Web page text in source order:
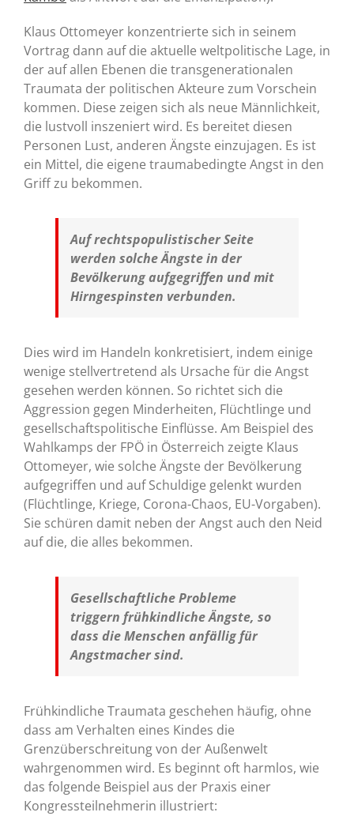
Klaus Ottomeyer konzentrierte sich in seinem
Vortrag dann auf die aktuelle weltpolitische Lage, in
der auf allen Ebenen die transgenerationalen
Traumata der politischen Akteure zum Vorschein
kommen. Diese zeigen sich als neue Männlichkeit,
die lustvoll inszeniert wird. Es bereitet diesen
Personen Lust, anderen Ängste einzujagen. Es ist
ein Mittel, die eigene traumabedingte Angst in den
Griff zu bekommen.
Auf rechtspopulistischer Seite
werden solche Ängste in der
Bevölkerung aufgegriffen und mit
Hirngespinsten verbunden.
Dies wird im Handeln konkretisiert, indem einige
wenige stellvertretend als Ursache für die Angst
gesehen werden können. So richtet sich die
Aggression gegen Minderheiten, Flüchtlinge und
gesellschaftspolitische Einflüsse. Am Beispiel des
Wahlkamps der FPÖ in Österreich zeigte Klaus
Ottomeyer, wie solche Ängste der Bevölkerung
aufgegriffen und auf Schuldige gelenkt wurden
(Flüchtlinge, Kriege, Corona-Chaos, EU-Vorgaben).
Sie schüren damit neben der Angst auch den Neid
auf die, die alles bekommen.
Gesellschaftliche Probleme
triggern frühkindliche Ängste, so
dass die Menschen anfällig für
Angstmacher sind.
Frühkindliche Traumata geschehen häufig, ohne
dass am Verhalten eines Kindes die
Grenzüberschreitung von der Außenwelt
wahrgenommen wird. Es beginnt oft harmlos, wie
das folgende Beispiel aus der Praxis einer
Kongressteilnehmerin illustriert: